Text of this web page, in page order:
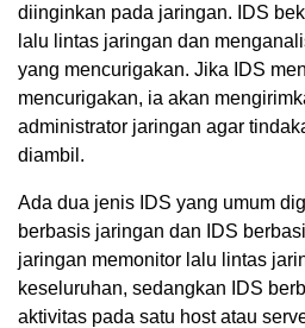
diinginkan pada jaringan. IDS
lalu lintas jaringan dan
yang mencurigakan. Jika IDS
mencurigakan, ia akan
administrator jaringan agar
diambil.
Ada dua jenis IDS yang umum
berbasis jaringan dan IDS
jaringan memonitor lalu lintas
keseluruhan, sedangkan IDS
aktivitas pada satu host atau